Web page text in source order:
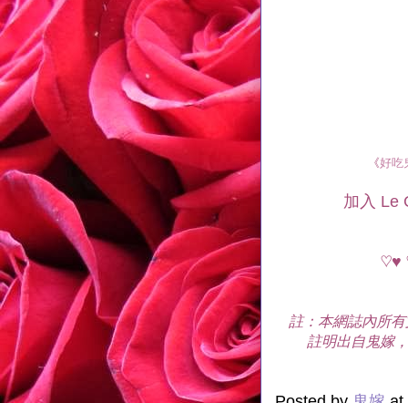
《好吃
加入 Le
♡♥
註：本網誌內所
註明出自鬼嫁